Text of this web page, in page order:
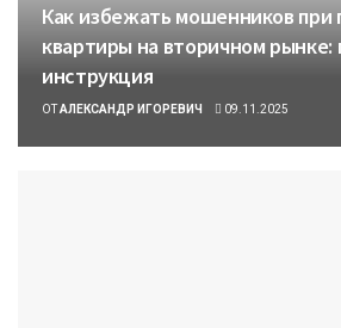
Как избежать мошенников при
квартиры на вторичном рынке:
инструкция
ОТАЛЕКСАНДР ИГОРЕВИЧ 09.11.2025